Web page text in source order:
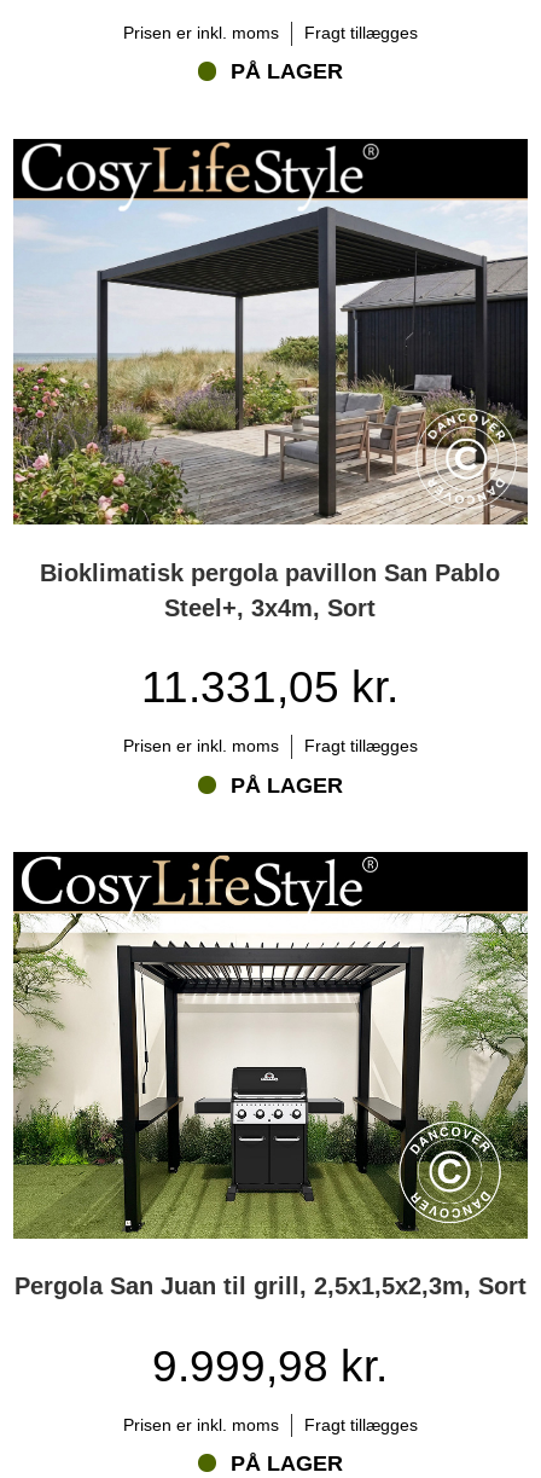
klimastyring. Du kan selv regulere temperatur, lys og ventilation i
takt med vejret. Hvor stofpavilloner typisk er lette og midlertidige
løsninger, kombinerer bioklimatiske pergolaer lang levetid med
Derfor vælger mange Flextents.com til bioklimatiske pergolaer
Hos Flextents.com finder du et omfattende udvalg af
havepavilloner og pergolaer, hvor bioklimatiske løsninger spiller en
central rolle. Sortimentet omfatter flere størrelser, designs og
tilpasningsmuligheder, så du kan finde en løsning, der matcher
både arkitektur og behov. Uanset om du ønsker en markant,
moderne konstruktion eller en diskret og funktionel overdækning,
står vores Xperts klar til at rådgive dig. Kontakt os via telefon, chat
eller e-mail og kom et skridt nærmere et fleksibelt og komfortabelt
uderum.
Prisen er inkl. moms Fragt tillægges
PÅ LAGER
Bioklimatisk pergola pavillon San Pablo
Steel+, 3x4m, Sort
11.331,05 kr.
Prisen er inkl. moms Fragt tillægges
PÅ LAGER
Pergola San Juan til grill, 2,5x1,5x2,3m, Sort
9.999,98 kr.
Prisen er inkl. moms Fragt tillægges
PÅ LAGER